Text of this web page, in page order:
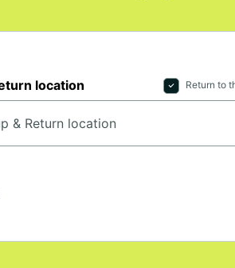
location Return to